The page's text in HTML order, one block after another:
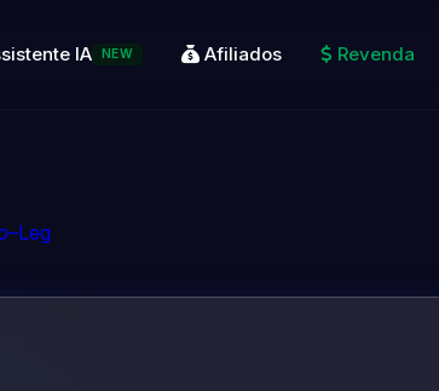
IA NEW Afiliados Revenda